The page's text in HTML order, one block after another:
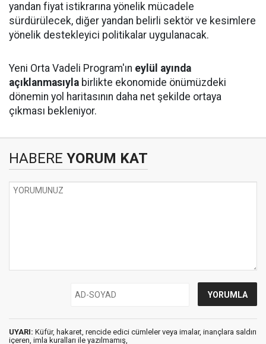
yandan fiyat istikrarına yönelik mücadele
sürdürülecek, diğer yandan belirli sektör ve kesimlere
yönelik destekleyici politikalar uygulanacak.
Yeni Orta Vadeli Program'ın eylül ayında
açıklanmasıyla birlikte ekonomide önümüzdeki
dönemin yol haritasının daha net şekilde ortaya
çıkması bekleniyor.
HABERE YORUM KAT
UYARI: Küfür, hakaret, rencide edici cümleler veya imalar, inançlara saldırı
içeren, imla kuralları ile yazılmamış,